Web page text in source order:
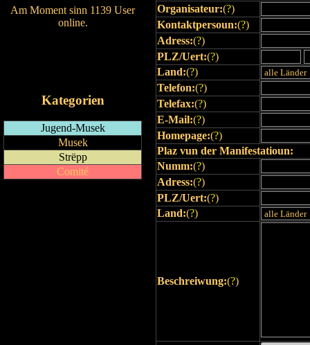
Am Moment sinn 1139 User
online.
Kategorien
Jugend-Musek
Musek
Strëpp
Comité
Organisateur:(?)
Kontaktpersoun:(?)
Adress:(?)
PLZ/Uert:(?)
Land:(?)
Telefon:(?)
Telefax:(?)
E-Mail:(?)
Homepage:(?)
Plaz vun der Manifestatioun:
Numm:(?)
Adress:(?)
PLZ/Uert:(?)
Land:(?)
Beschreiwung:(?)